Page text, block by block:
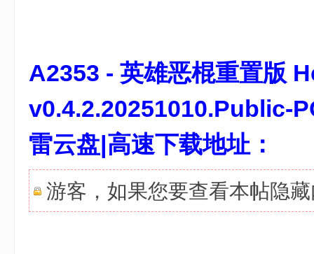
A2353 - 英雄恶棍重置版
v0.4.2.20251010.Public-
雷云盘|高速下载地址：
游客，如果您要查看本帖隐